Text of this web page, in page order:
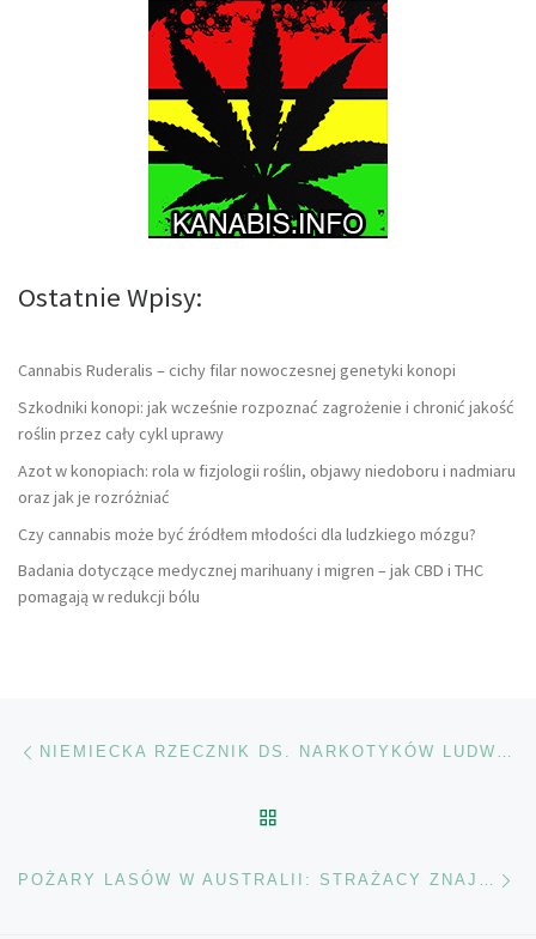
Ostatnie Wpisy:
Cannabis Ruderalis – cichy filar nowoczesnej genetyki konopi
Szkodniki konopi: jak wcześnie rozpoznać zagrożenie i chronić jakość
roślin przez cały cykl uprawy
Azot w konopiach: rola w fizjologii roślin, objawy niedoboru i nadmiaru
oraz jak je rozróżniać
Czy cannabis może być źródłem młodości dla ludzkiego mózgu?
Badania dotyczące medycznej marihuany i migren – jak CBD i THC
pomagają w redukcji bólu
Nawigacja wpisu NIEMIECKA RZECZNIK DS. NARKOTYKÓW LUDWIG OBAWIA SIĘ W BERLINIE TURYSTYKI ZWIĄZANEJ Z MARIHUANĄ
POŻARY LASÓW W AUSTRALII: STRAŻACY ZNAJDUJĄ POLE MARIHUANY – I ROBIĄ SOBIE SELFIE